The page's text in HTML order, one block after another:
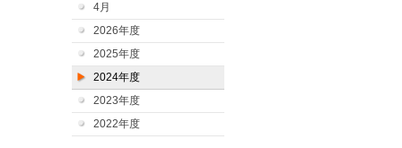
4月
2026年度
2025年度
2024年度
2023年度
2022年度